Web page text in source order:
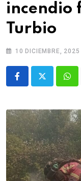
incendio
Turbio
10 DICIEMBRE, 2025